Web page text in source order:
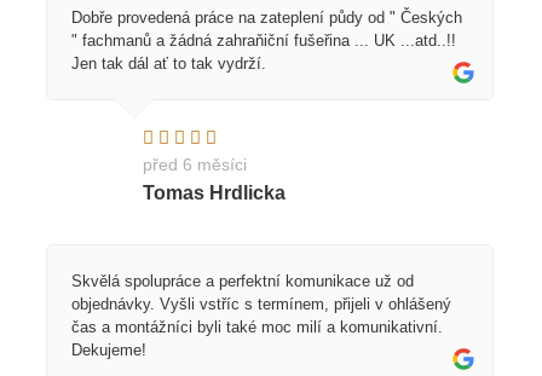
Dobře provedená práce na zateplení půdy od " Českých
" fachmanů a žádná zahraňiční fušeřina ... UK ...atd..!!
Jen tak dál ať to tak vydrží.
před 6 měsíci
Tomas Hrdlicka
Skvělá spolupráce a perfektní komunikace už od
objednávky. Vyšli vstříc s termínem, přijeli v ohlášený
čas a montážníci byli také moc milí a komunikativní.
Dekujeme!